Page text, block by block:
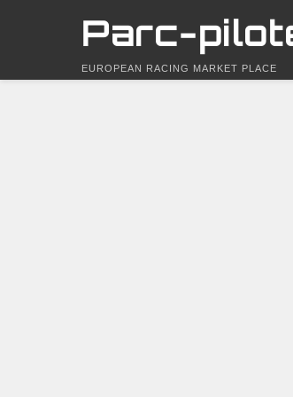
Parc-
EUROPEAN RACING MARKET PLACE